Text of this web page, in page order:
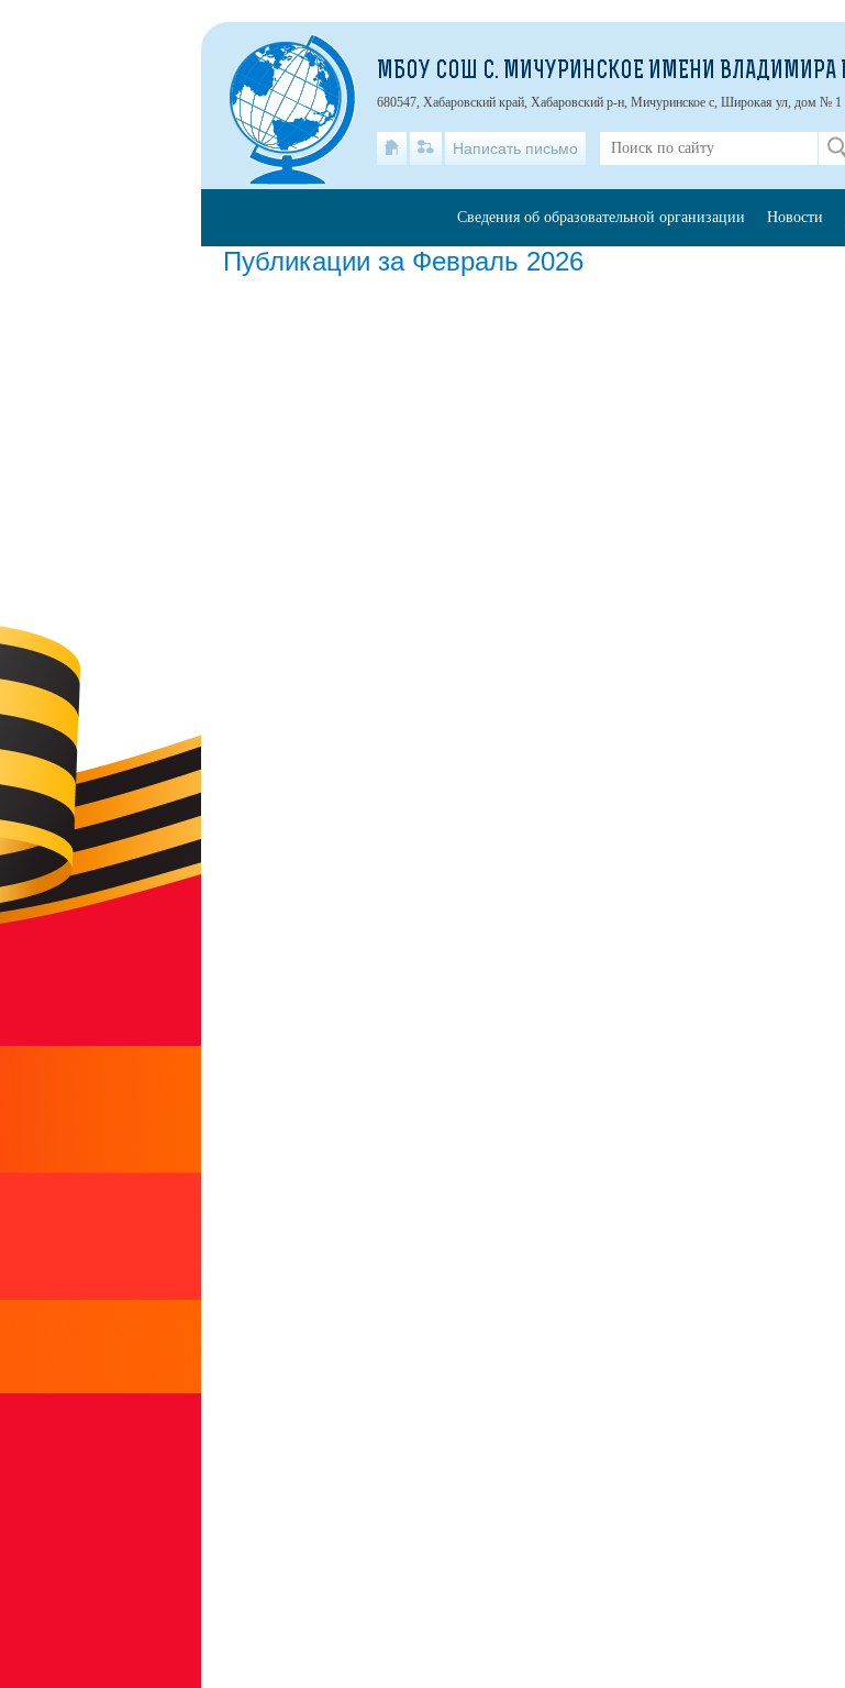
Публикации за Февраль 2026
МБОУ СОШ С. МИЧУРИНСКОЕ ИМЕНИ ВЛАДИМИРА
680547, Хабаровский край, Хабаровский р-н, Мичуринское с, Широкая ул, дом № 1
Написать письмо
Сведения об образовательной организации Новости